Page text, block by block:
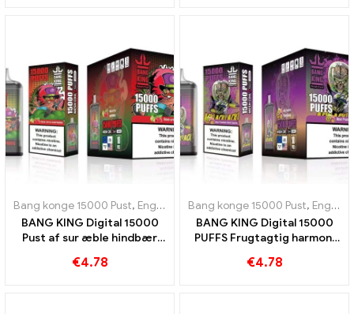
Bang konge 15000 Pust, Engangs e-cigaretter Sverige ,Engangs e-
BANG KING Digital 15000
Pust af sur æble hindbær
Tog
€4.78
Bang konge 15000 Pust, Engangs e-cigaretter Sverige
BANG KING Digital 15000
PUFFS Frugtagtig harmoni
guava
€4.78